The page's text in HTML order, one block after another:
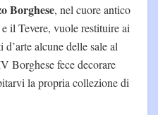
Borghese, nel cuore antico
il Tevere, vuole restituire ai
alcune delle sale al
Borghese fece decorare
la propria collezione di